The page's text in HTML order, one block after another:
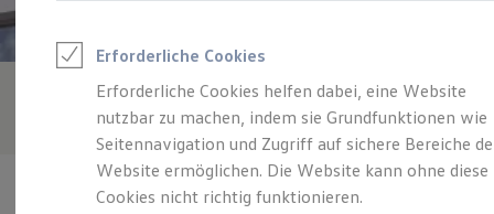
Leasing
Leasing-Angebote
Gebrauchtwagen Leasing
Junge Gebrauchtwagen-Leasing
Elektroauto Leasing
Kleinwagen-Leasing
Leasing ohne Anzahlung
Finanzierung
Erforderliche Cookies
Erforderliche Cookies helfen dabei, eine Website
nutzbar zu machen, indem sie Grundfunktionen wie
Seitennavigation und Zugriff auf sichere Bereiche
Website ermöglichen. Die Website kann ohne diese
Cookies nicht richtig funktionieren.